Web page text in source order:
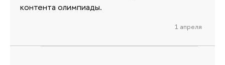
контента олимпиады.
1 апреля